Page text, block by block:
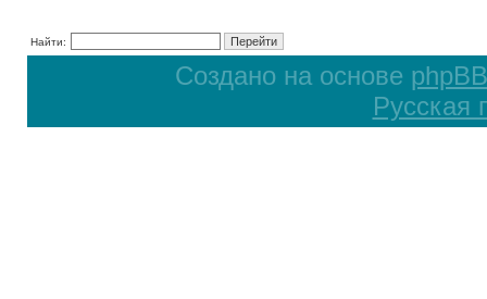
Найти:
Создано на основе phpBB
Русская